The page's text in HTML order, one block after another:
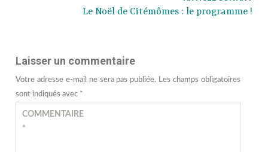
Le Noël de Citémômes : le programme !
Laisser un commentaire
Votre adresse e-mail ne sera pas publiée. Les champs obligatoires
sont indiqués avec *
COMMENTAIRE
*